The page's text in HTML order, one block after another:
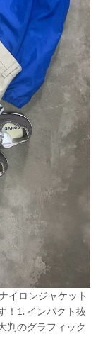
イロンジャケット
！1. インパクト抜
判のグラフィック